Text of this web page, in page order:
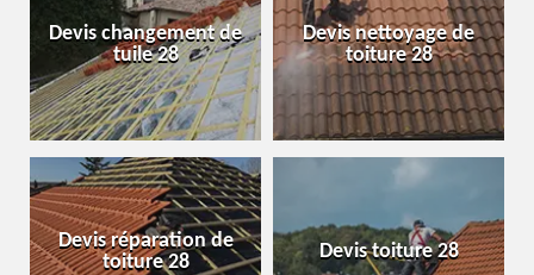
Devis changement de
tuile 28
Devis nettoyage de
toiture 28
Devis réparation de
toiture 28
Devis toiture 28